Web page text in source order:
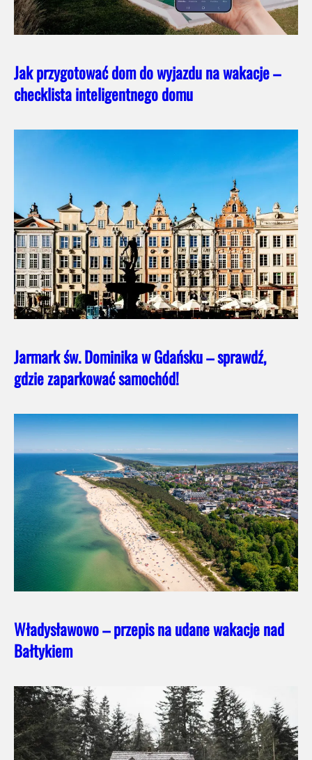
Jak przygotować dom do wyjazdu na wakacje –
checklista inteligentnego domu
Jarmark św. Dominika w Gdańsku – sprawdź,
gdzie zaparkować samochód!
Władysławowo – przepis na udane wakacje nad
Bałtykiem